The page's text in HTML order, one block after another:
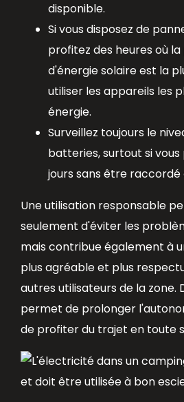
disponible.
Si vous disposez de
profitez des heures où
d'énergie solaire est la
utiliser les appareils les
énergie.
Surveillez toujours le
batteries, surtout si vous
jours sans être raccordé
Une utilisation responsable
seulement d'éviter les
mais contribue également à
plus agréable et plus
autres utilisateurs de la zone.
permet de prolonger
de profiter du trajet en toute